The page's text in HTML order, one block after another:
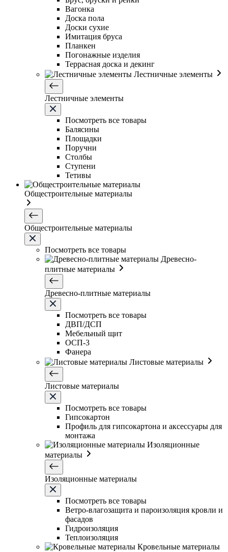
Вагонка
Доска пола
Доски сухие
Имитация бруса
Планкен
Погонажные изделия
Террасная доска и декинг
Лестничные элементы
Лестничные элементы
Посмотреть все товары
Балясины
Площадки
Поручни
Столбы
Ступени
Тетивы
Общестроительные материалы
Общестроительные материалы
Посмотреть все товары
Древесно-
плитные материалы
Древесно-плитные материалы
Посмотреть все товары
ДВП/ДСП
Мебельный щит
ОСП-3
Фанера
Листовые материалы
Листовые материалы
Посмотреть все товары
Гипсокартон
Профиль для гипсокартона и аксессуары для
монтажа
Изоляционные
материалы
Изоляционные материалы
Посмотреть все товары
Ветро-влагозащита и пароизоляция кровли и
фасадов
Гидроизоляция
Теплоизоляция
Кровельные материалы